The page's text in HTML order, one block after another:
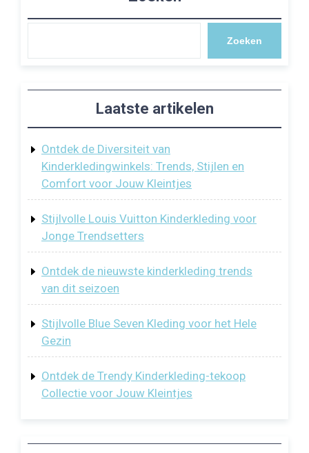
Zoeken
Laatste artikelen
Ontdek de Diversiteit van
Kinderkledingwinkels: Trends, Stijlen en
Comfort voor Jouw Kleintjes
Stijlvolle Louis Vuitton Kinderkleding voor
Jonge Trendsetters
Ontdek de nieuwste kinderkleding trends
van dit seizoen
Stijlvolle Blue Seven Kleding voor het Hele
Gezin
Ontdek de Trendy Kinderkleding-tekoop
Collectie voor Jouw Kleintjes